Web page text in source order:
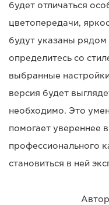
будет отличаться
цветопередачи,
будут указаны
определитесь со
выбранные
версия будет
необходимо. Это
помогает увереннее
профессионального
становиться в ней
Автор